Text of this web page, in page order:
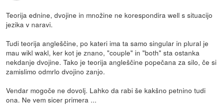
Teorija ednine, dvojine in množine ne korespondira well s situacijo
jezika v naravi.
Tudi teorija angleščine, po kateri ima ta samo singular in plural je
mau wikl wakl, ker kot je znano, "couple" in "both" sta ostanka
nekdanje dvojine. Tako je teorija angleščine popečana za silo, če si
zamislimo odmrlo dvojino zanjo.
Vendar mogoče ne dovolj. Lahko da rabi še kakšno petnino tudi
ona. Ne vem sicer primera ...